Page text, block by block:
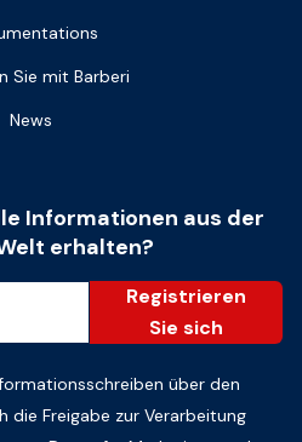
Sie mit Barberi
News
Informationen aus der
erhalten?
Registrieren
Sie sich
über den
die Freigabe zur Verarbeitung